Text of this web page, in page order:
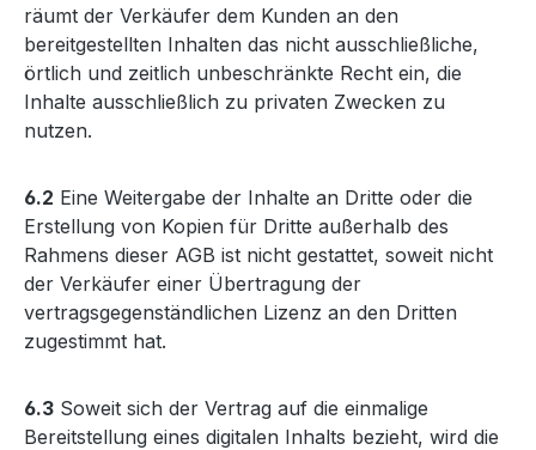
räumt der Verkäufer dem Kunden an den
bereitgestellten Inhalten das nicht ausschließliche,
örtlich und zeitlich unbeschränkte Recht ein, die
Inhalte ausschließlich zu privaten Zwecken zu
nutzen.
6.2 Eine Weitergabe der Inhalte an Dritte oder die
Erstellung von Kopien für Dritte außerhalb des
Rahmens dieser AGB ist nicht gestattet, soweit nicht
der Verkäufer einer Übertragung der
vertragsgegenständlichen Lizenz an den Dritten
zugestimmt hat.
6.3 Soweit sich der Vertrag auf die einmalige
Bereitstellung eines digitalen Inhalts bezieht, wird die